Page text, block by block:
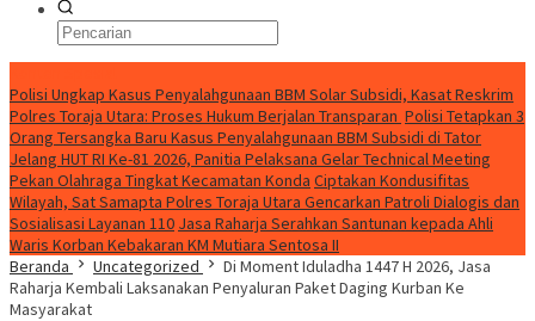
Polisi Ungkap Kasus Penyalahgunaan BBM Solar Subsidi, Kasat Reskrim
Polres Toraja Utara: Proses Hukum Berjalan Transparan Polisi Tetapkan 3
Orang Tersangka Baru Kasus Penyalahgunaan BBM Subsidi di Tator
Jelang HUT RI Ke-81 2026, Panitia Pelaksana Gelar Technical Meeting
Pekan Olahraga Tingkat Kecamatan Konda Ciptakan Kondusifitas
Wilayah, Sat Samapta Polres Toraja Utara Gencarkan Patroli Dialogis dan
Sosialisasi Layanan 110 Jasa Raharja Serahkan Santunan kepada Ahli
Waris Korban Kebakaran KM Mutiara Sentosa II
Beranda
Uncategorized
Di Moment Iduladha 1447 H 2026, Jasa
Raharja Kembali Laksanakan Penyaluran Paket Daging Kurban Ke
Masyarakat